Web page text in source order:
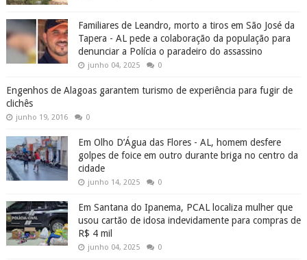
Familiares de Leandro, morto a tiros em São José da
Tapera - AL pede a colaboração da população para
denunciar a Polícia o paradeiro do assassino
junho 04, 2025 0
Engenhos de Alagoas garantem turismo de experiência para fugir de
clichês
junho 19, 2016 0
Em Olho D’Água das Flores - AL, homem desfere
golpes de foice em outro durante briga no centro da
cidade
junho 14, 2025 0
Em Santana do Ipanema, PCAL localiza mulher que
usou cartão de idosa indevidamente para compras de
R$ 4 mil
junho 04, 2025 0